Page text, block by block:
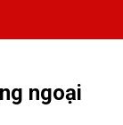
ngoại